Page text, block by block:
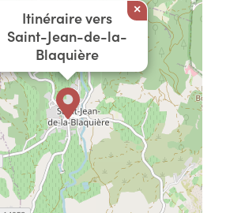
Itinéraire vers
Saint-Jean-de-la-
Blaquière
×